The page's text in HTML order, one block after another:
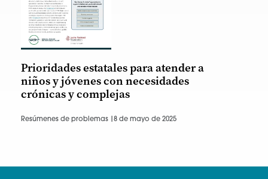
Prioridades estatales para atender a
niños y jóvenes con necesidades
crónicas y complejas
Resúmenes de problemas | 8 de mayo de 2025